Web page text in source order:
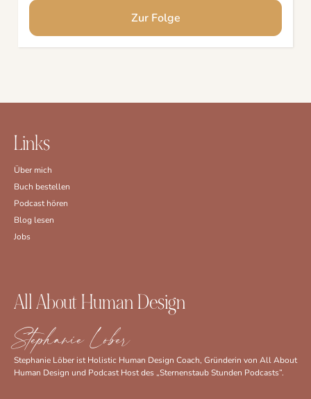
Zur Folge
Links
Über mich
Buch bestellen
Podcast hören
Blog lesen
Jobs
All About Human Design
Stephanie Löber
Stephanie Löber ist Holistic Human Design Coach, Gründerin von All About
Human Design und Podcast Host des „Sternenstaub Stunden Podcasts”.